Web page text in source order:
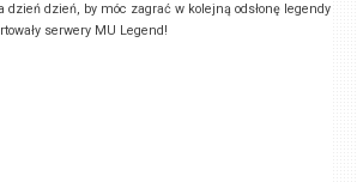
dzień dzień, by móc zagrać w kolejną odsłonę legendy
serwery MU Legend!